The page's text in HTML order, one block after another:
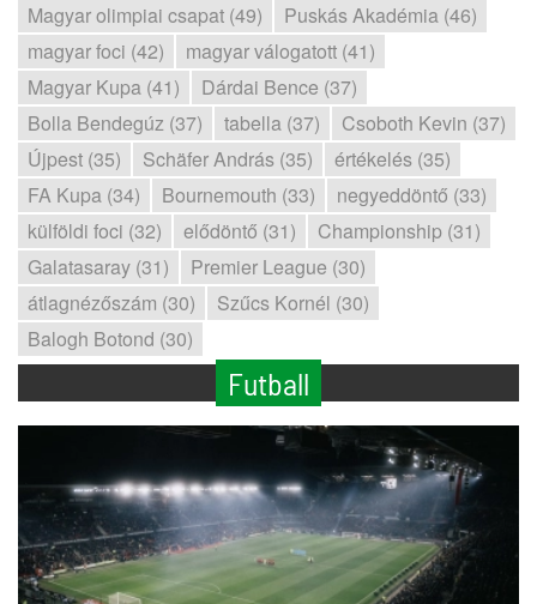
Magyar olimpiai csapat (49)
Puskás Akadémia (46)
magyar foci (42)
magyar válogatott (41)
Magyar Kupa (41)
Dárdai Bence (37)
Bolla Bendegúz (37)
tabella (37)
Csoboth Kevin (37)
Újpest (35)
Schäfer András (35)
értékelés (35)
FA Kupa (34)
Bournemouth (33)
negyeddöntő (33)
külföldi foci (32)
elődöntő (31)
Championship (31)
Galatasaray (31)
Premier League (30)
átlagnézőszám (30)
Szűcs Kornél (30)
Balogh Botond (30)
Futball